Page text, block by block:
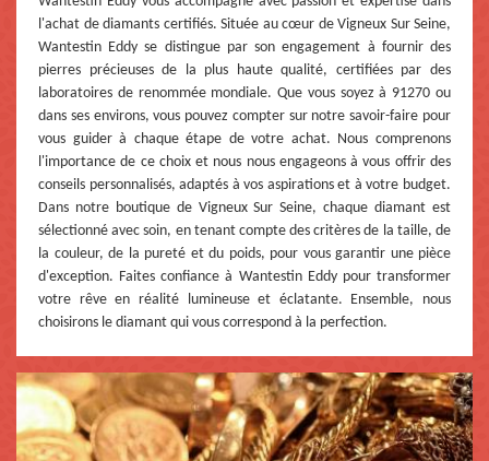
l'achat de diamants certifiés. Située au cœur de Vigneux Sur Seine,
Wantestin Eddy se distingue par son engagement à fournir des
pierres précieuses de la plus haute qualité, certifiées par des
laboratoires de renommée mondiale. Que vous soyez à 91270 ou
dans ses environs, vous pouvez compter sur notre savoir-faire pour
vous guider à chaque étape de votre achat. Nous comprenons
l'importance de ce choix et nous nous engageons à vous offrir des
conseils personnalisés, adaptés à vos aspirations et à votre budget.
Dans notre boutique de Vigneux Sur Seine, chaque diamant est
sélectionné avec soin, en tenant compte des critères de la taille, de
la couleur, de la pureté et du poids, pour vous garantir une pièce
d'exception. Faites confiance à Wantestin Eddy pour transformer
votre rêve en réalité lumineuse et éclatante. Ensemble, nous
choisirons le diamant qui vous correspond à la perfection.